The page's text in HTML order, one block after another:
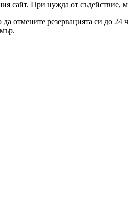
сайт. При нужда от
отмените резервацията си до